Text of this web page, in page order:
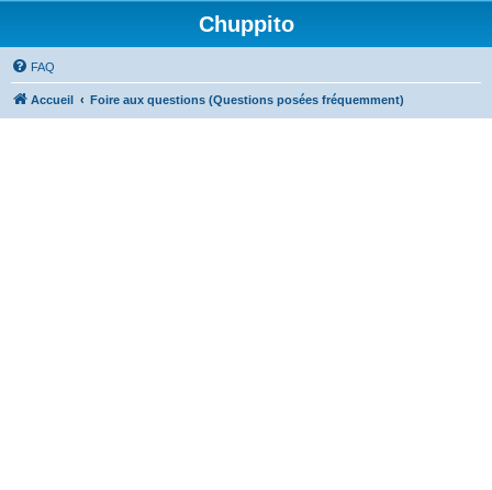
Chuppito
FAQ
Accueil Foire aux questions (Questions posées fréquemment)